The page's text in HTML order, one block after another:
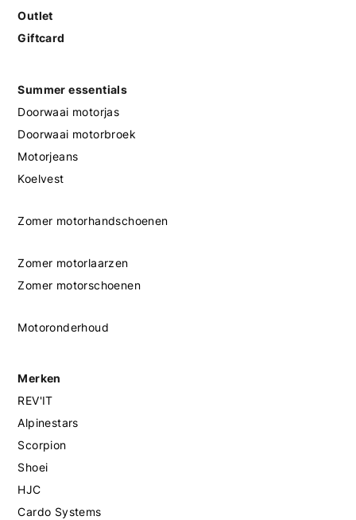
Outlet
Giftcard
Summer essentials
Doorwaai motorjas
Doorwaai motorbroek
Motorjeans
Koelvest
Zomer motorhandschoenen
Zomer motorlaarzen
Zomer motorschoenen
Motoronderhoud
Merken
REV'IT
Alpinestars
Scorpion
Shoei
HJC
Cardo Systems